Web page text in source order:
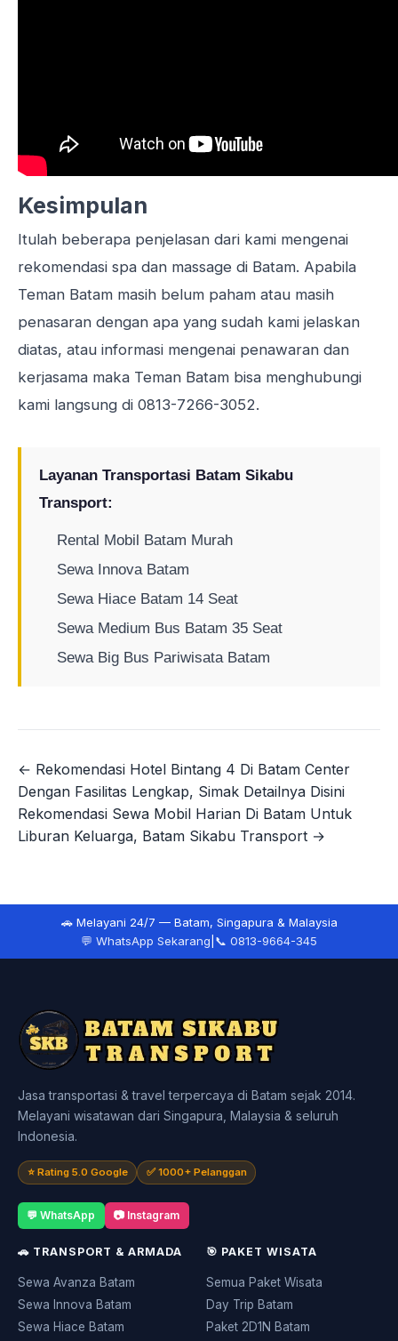
Kesimpulan
Itulah beberapa penjelasan dari kami mengenai
rekomendasi spa dan massage di Batam. Apabila
Teman Batam masih belum paham atau masih
penasaran dengan apa yang sudah kami jelaskan
diatas, atau informasi mengenai penawaran dan
kerjasama maka Teman Batam bisa menghubungi
kami langsung di 0813-7266-3052.
Layanan Transportasi Batam Sikabu
Transport:
Rental Mobil Batam Murah
Sewa Innova Batam
Sewa Hiace Batam 14 Seat
Sewa Medium Bus Batam 35 Seat
Sewa Big Bus Pariwisata Batam
Navigasi
pos
← Rekomendasi Hotel Bintang 4 Di Batam Center
Dengan Fasilitas Lengkap, Simak Detailnya Disini
Rekomendasi Sewa Mobil Harian Di Batam Untuk
Liburan Keluarga, Batam Sikabu Transport →
🚗 Melayani 24/7 — Batam, Singapura & Malaysia
💬 WhatsApp Sekarang 📞 0813-9664-345
Jasa transportasi & travel terpercaya di Batam sejak 2014.
Melayani wisatawan dari Singapura, Malaysia & seluruh
Indonesia.
⭐ Rating 5.0 Google ✅ 1000+ Pelanggan
💬 WhatsApp 📷 Instagram
🚗 TRANSPORT & ARMADA
Sewa Avanza Batam
Sewa Innova Batam
Sewa Hiace Batam
🎯 PAKET WISATA
Semua Paket Wisata
Day Trip Batam
Paket 2D1N Batam